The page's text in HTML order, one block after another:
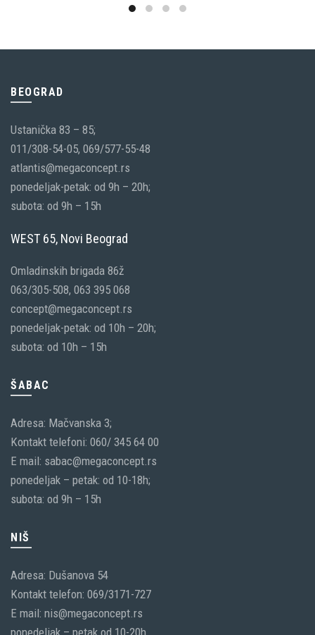
BEOGRAD
Ustanička 83 – 85;
011/308-54-05, 069/577-55-48
atlantis@megaconcept.rs
ponedeljak-petak: od 9h – 20h;
subota: od 9h – 15h
WEST 65, Novi Beograd
Omladinskih brigada 86ž
063/305-508, 063 395 068
concept@megaconcept.rs
ponedeljak-petak: od 10h – 20h;
subota: od 10h – 15h
ŠABAC
Adresa: Mačvanska 3;
Kontakt telefoni: 060/ 345 64 00
E mail: sabac@megaconcept.rs
ponedeljak – petak: od 10-18h;
subota: od 9h – 15h
NIŠ
Adresa: Dušanova 54
Kontakt telefon: 069/3171-727
E mail: nis@megaconcept.rs
ponedeljak – petak od 10-20h,